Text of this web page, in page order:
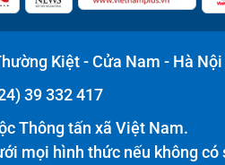
Kiệt - Cửa Nam - Hà Nội
39 332 417
Thông tấn xã Việt Nam.
mọi hình thức nếu không có